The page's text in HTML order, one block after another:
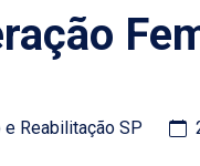
e Reabilitação SP